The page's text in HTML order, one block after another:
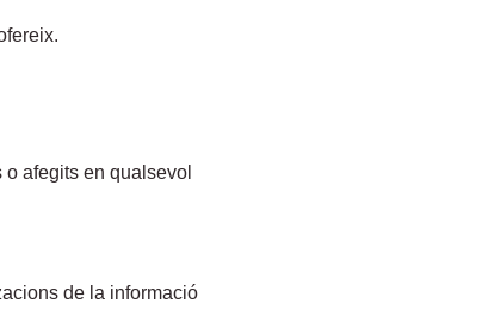
afegits en qualsevol
de la informació